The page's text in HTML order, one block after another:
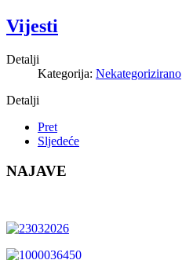
Vijesti
Detalji
Kategorija: Nekategorizirano
Detalji
Pret
Sljedeće
NAJAVE